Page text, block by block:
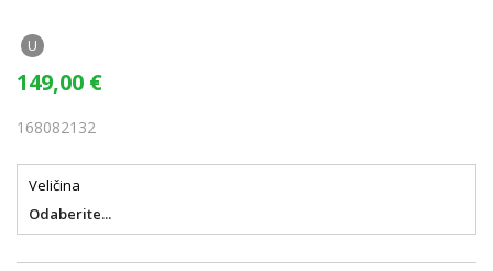
U
149,00 €
168082132
Veličina
Odaberite...